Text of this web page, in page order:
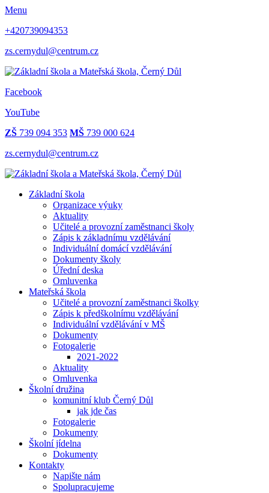
Menu
+420739094353
zs.cernydul@centrum.cz
Facebook
YouTube
ZŠ 739 094 353 MŠ 739 000 624
zs.cernydul@centrum.cz
Základní škola
Organizace výuky
Aktuality
Učitelé a provozní zaměstnanci školy
Zápis k základnímu vzdělávání
Individuální domácí vzdělávání
Dokumenty školy
Úřední deska
Omluvenka
Mateřská škola
Učitelé a provozní zaměstnanci školky
Zápis k předškolnímu vzdělávání
Individuální vzdělávání v MŠ
Dokumenty
Fotogalerie
2021-2022
Aktuality
Omluvenka
Školní družina
komunitní klub Černý Důl
jak jde čas
Fotogalerie
Dokumenty
Školní jídelna
Dokumenty
Kontakty
Napište nám
Spolupracujeme